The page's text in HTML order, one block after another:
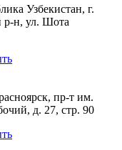
Узбекистан, г.
р-н, ул. Шота
пр-т им.
д. 27, стр. 90